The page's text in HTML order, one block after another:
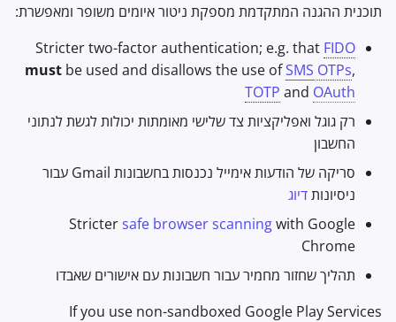
תוכנית ההגנה המתקדמת מספקת ניטור איומים משופר ומאפשרת:
Stricter two-factor authentication; e.g. that FIDO
must be used and disallows the use ofSMS OTPs,
TOTP and OAuth
רק גוגל ואפליקציות צד שלישי מאומתות יכולות לגשת לנתוני
החשבון
סריקה של הודעות אימייל נכנסות בחשבונות Gmail עבור
ניסיונותדיוג
Stricter safe browser scanningwith Google
Chrome
תהליך שחזור מחמיר עבור חשבונות עם אישורים שאבדו
If you use non-sandboxed Google Play Services